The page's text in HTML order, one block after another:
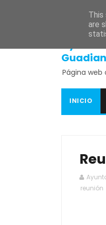
SEDE
Página web
INICIO
reunión
This
are